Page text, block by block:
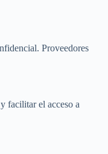
Proveedores
facilitar el acceso a